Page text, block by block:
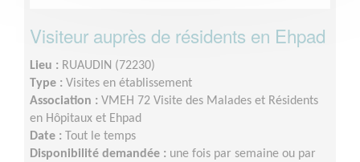
Visiteur auprès de résidents en Ehpad
Lieu : RUAUDIN (72230)
Type : Visites en établissement
Association : VMEH 72 Visite des Malades et Résidents
en Hôpitaux et Ehpad
Date :
Tout le temps
Disponibilité demandée : une fois par semaine ou par